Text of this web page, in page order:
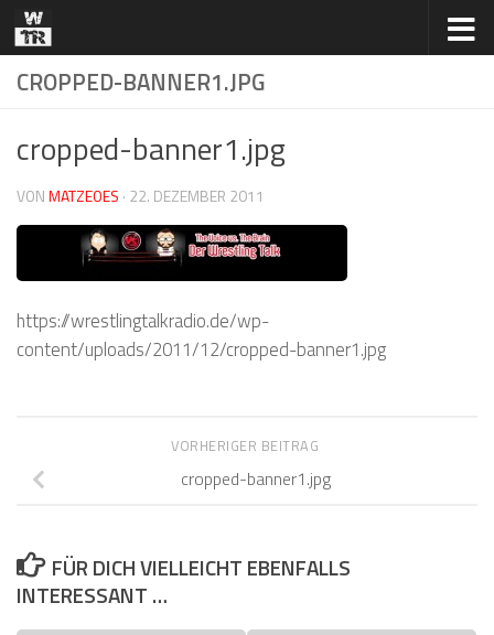
Zum Inhalt springen
CROPPED-BANNER1.JPG
cropped-banner1.jpg
VONMATZEOES · 22. DEZEMBER 2011
https://wrestlingtalkradio.de/wp-
content/uploads/2011/12/cropped-banner1.jpg
VORHERIGER BEITRAG
cropped-banner1.jpg
FÜR DICH VIELLEICHT EBENFALLS
INTERESSANT …